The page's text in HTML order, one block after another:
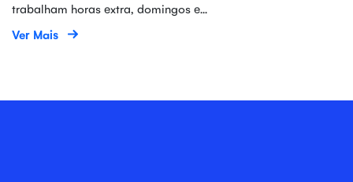
trabalham horas extra, domingos e...
Ver Mais